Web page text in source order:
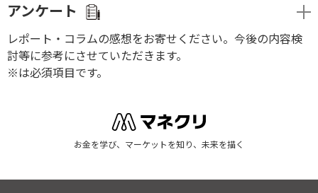
アンケート
レポート・コラムの感想をお寄せください。今後の内容検
討等に参考にさせていただきます。
※は必須項目です。
お金を学び、マーケットを知り、未来を描く